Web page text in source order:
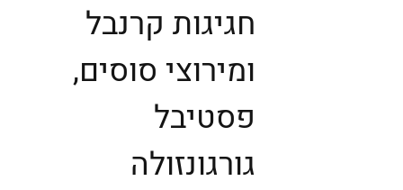
חגיגות קרנבל
ומירוצי סוסים,
פסטיבל
גורגונזולה